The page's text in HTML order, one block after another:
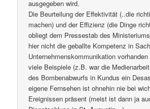
ausgegeben wird.
Die Beurteilung der Effektivität (..die
machen) und der Effizienz (die Dinge
obliegt dem Pressestab des
hier nicht die geballte Kompetenz in
Unternehmenskommunikation
viele Beispiele (z.B. war die
des Bombenabwurfs in Kundus ein
eigene Fernsehen ist ohnehin nie bei
Ereignissen präsent (meist ist dann ja